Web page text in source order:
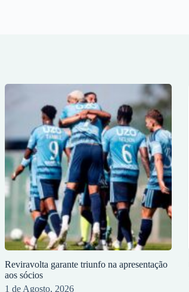
Reviravolta garante triunfo na apresentação
aos sócios
1 de Agosto, 2026